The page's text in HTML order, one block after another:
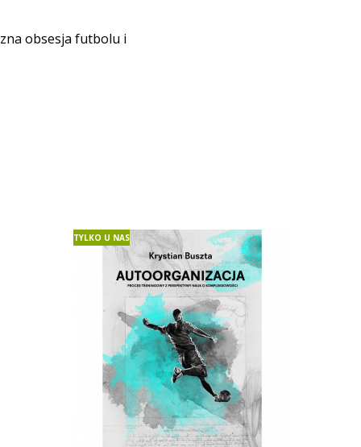
obsesja futbolu i
TYLKO U NAS